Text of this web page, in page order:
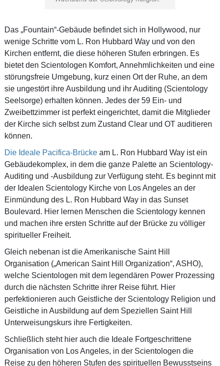
Das „Fountain“-Gebäude befindet sich in Hollywood, nur
wenige Schritte vom L. Ron Hubbard Way und von den
Kirchen entfernt, die diese höheren Stufen erbringen. Es
bietet den Scientologen Komfort, Annehmlichkeiten und eine
störungsfreie Umgebung, kurz einen Ort der Ruhe, an dem
sie ungestört ihre Ausbildung und ihr Auditing (Scientology
Seelsorge) erhalten können. Jedes der 59 Ein- und
Zweibettzimmer ist perfekt eingerichtet, damit die Mitglieder
der Kirche sich selbst zum Zustand Clear und OT auditieren
können.
Die Ideale Pacifica-Brücke am L. Ron Hubbard Way ist ein
Gebäudekomplex, in dem die ganze Palette an Scientology-
Auditing und -Ausbildung zur Verfügung steht. Es beginnt mit
der Idealen Scientology Kirche von Los Angeles an der
Einmündung des L. Ron Hubbard Way in das Sunset
Boulevard. Hier lernen Menschen die Scientology kennen
und machen ihre ersten Schritte auf der Brücke zu völliger
spiritueller Freiheit.
Gleich nebenan ist die Amerikanische Saint Hill
Organisation („American Saint Hill Organization“, ASHO),
welche Scientologen mit dem legendären Power Prozessing
durch die nächsten Schritte ihrer Reise führt. Hier
perfektionieren auch Geistliche der Scientology Religion und
Geistliche in Ausbildung auf dem Speziellen Saint Hill
Unterweisungskurs ihre Fertigkeiten.
Schließlich steht hier auch die Ideale Fortgeschrittene
Organisation von Los Angeles, in der Scientologen die
Reise zu den höheren Stufen des spirituellen Bewusstseins